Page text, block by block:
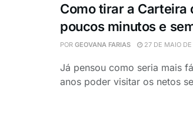
Como tirar a Carteira
poucos minutos e
POR GEOVANA FARIAS 27 DE MAIO
Já pensou como seria mais
anos poder visitar os netos